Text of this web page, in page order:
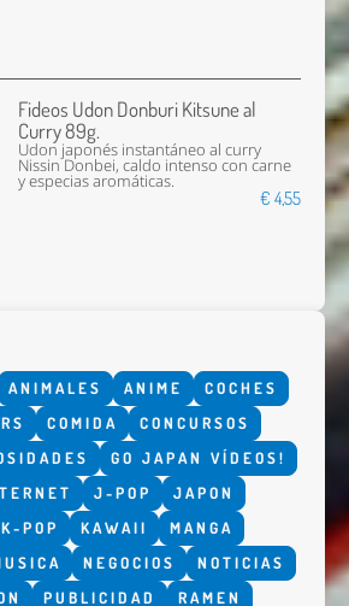
Fideos Udon Donburi Kitsune al
Curry 89g.
Udon japonés instantáneo al curry
Nissin Donbei, caldo intenso con carne
y especias aromáticas.
€ 4,55
ANIMALES ANIME
COCHES
COMIDA
CONCURSOS
GO JAPAN VÍDEOS!
J-POP
JAPON
K-POP KAWAII
MANGA
NEGOCIOS
NOTICIAS
PUBLICIDAD RAMEN